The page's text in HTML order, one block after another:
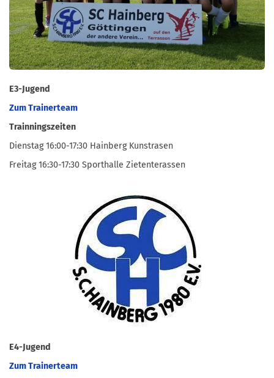
E3-Jugend
Zum Trainerteam
Trainningszeiten
Dienstag 16:00-17:30 Hainberg Kunstrasen
Freitag 16:30-17:30 Sporthalle Zietenterassen
E4-Jugend
Zum Trainerteam